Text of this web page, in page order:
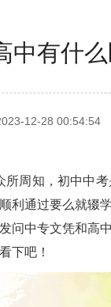
中有什
12-28 00:54:54
周知，初中中考
利通过要么就辍
问中专文凭和高
下吧！